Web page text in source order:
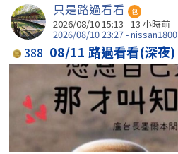
只是路過看看 包
2026/08/10 15:13 -13 小時前
2026/08/10 23:27 - nissan1800
388 08/11 路過看看(深夜)